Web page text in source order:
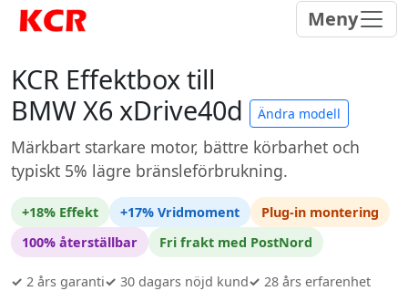
Meny
KCR Effektbox till
BMW X6 xDrive40d
Ändra modell
Märkbart starkare motor, bättre körbarhet och
typiskt 5% lägre bränsleförbrukning.
+18% Effekt +17% Vridmoment
Plug-in montering
100% återställbar
Fri frakt med PostNord
✓ 2 års garanti✓ 30 dagars nöjd kund✓ 28 års erfarenhet